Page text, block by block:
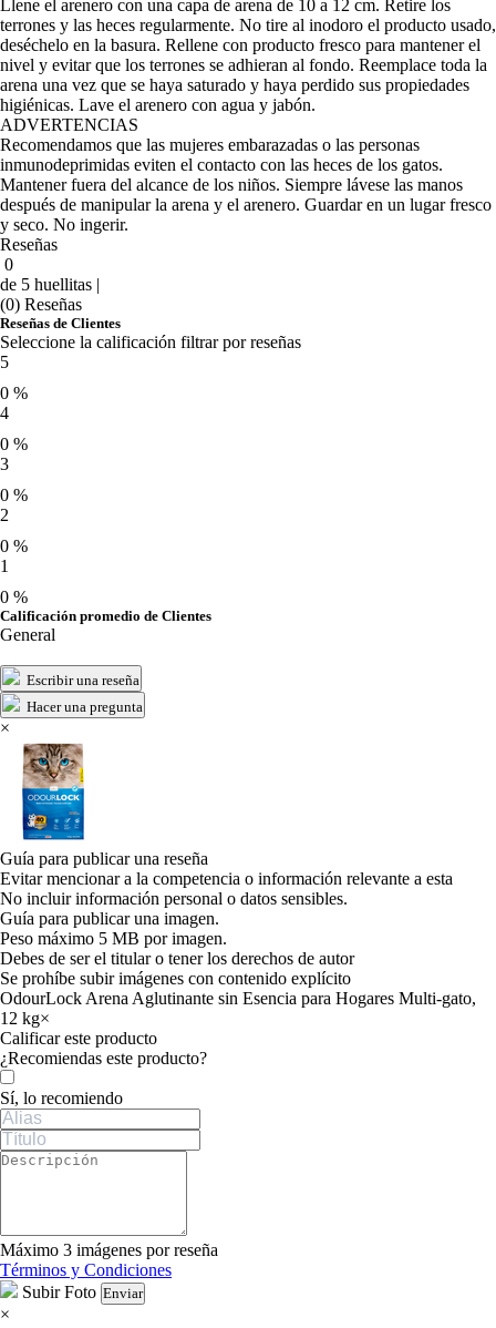
Llene el arenero con una capa de arena de 10 a 12 cm. Retire los
terrones y las heces regularmente. No tire al inodoro el producto usado,
deséchelo en la basura. Rellene con producto fresco para mantener el
nivel y evitar que los terrones se adhieran al fondo. Reemplace toda la
arena una vez que se haya saturado y haya perdido sus propiedades
higiénicas. Lave el arenero con agua y jabón.
ADVERTENCIAS
Recomendamos que las mujeres embarazadas o las personas
inmunodeprimidas eviten el contacto con las heces de los gatos.
Mantener fuera del alcance de los niños. Siempre lávese las manos
después de manipular la arena y el arenero. Guardar en un lugar fresco
y seco. No ingerir.
Reseñas
0
de 5 huellitas |
(0) Reseñas
Reseñas de Clientes
Seleccione la calificación filtrar por reseñas
5
0 %
4
0 %
3
0 %
2
0 %
1
0 %
Calificación promedio de Clientes
General
Escribir una reseña
Hacer una pregunta
×
Guía para publicar una reseña
Evitar mencionar a la competencia o información relevante a esta
No incluir información personal o datos sensibles.
Guía para publicar una imagen.
Peso máximo 5 MB por imagen.
Debes de ser el titular o tener los derechos de autor
Se prohíbe subir imágenes con contenido explícito
OdourLock Arena Aglutinante sin Esencia para Hogares Multi-gato,
12 kg×
Calificar este producto
Tu valoración
¿Recomiendas este producto?
Sí, lo recomiendo
Máximo 3 imágenes por reseña
Términos y Condiciones
Subir Foto Enviar
×